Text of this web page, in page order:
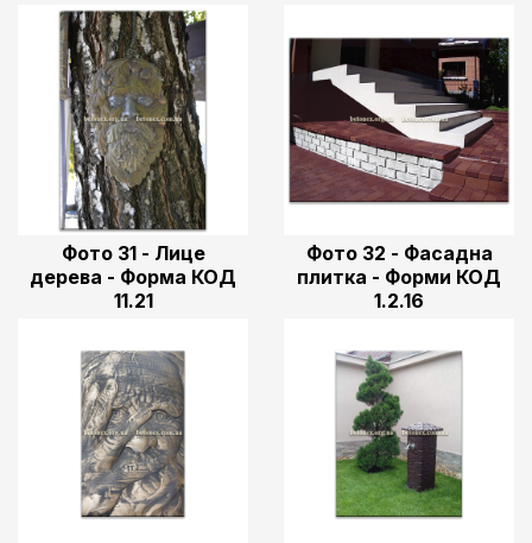
Фото 31 - Лице
дерева - Форма КОД
11.21
Фото 32 - Фасадна
плитка - Форми КОД
1.2.16